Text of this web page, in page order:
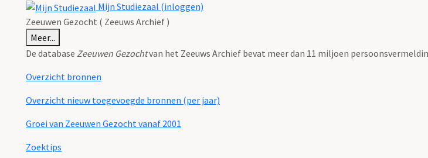
Mijn Studiezaal (inloggen)
Zeeuwen Gezocht ( Zeeuws Archief )
Meer...
De database Zeeuwen Gezochtvan het Zeeuws Archief bevat meer dan 11 miljoen
Overzicht bronnen
Overzicht nieuw toegevoegde bronnen (per jaar)
Groei van Zeeuwen Gezocht vanaf 2001
Zoektips